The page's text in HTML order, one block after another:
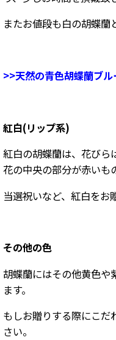
またお値段も白の胡蝶蘭
>>天然の青色胡蝶蘭ブ
紅白(リップ系)
紅白の胡蝶蘭は、花びら
花の中央の部分が赤いも
当選祝いなど、紅白をお
その他の色
胡蝶蘭にはその他黄色や
ます。
もしお贈りする際にこだ
さい。